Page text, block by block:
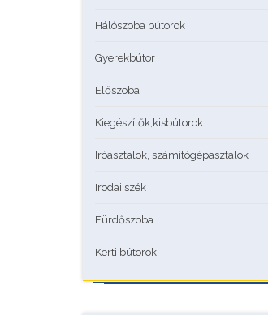
Hálószoba bútorok
Gyerekbútor
Előszoba
Kiegészítők,kisbútorok
Iróasztalok, számítógépasztalok
Irodai szék
Fürdőszoba
Kerti bútorok